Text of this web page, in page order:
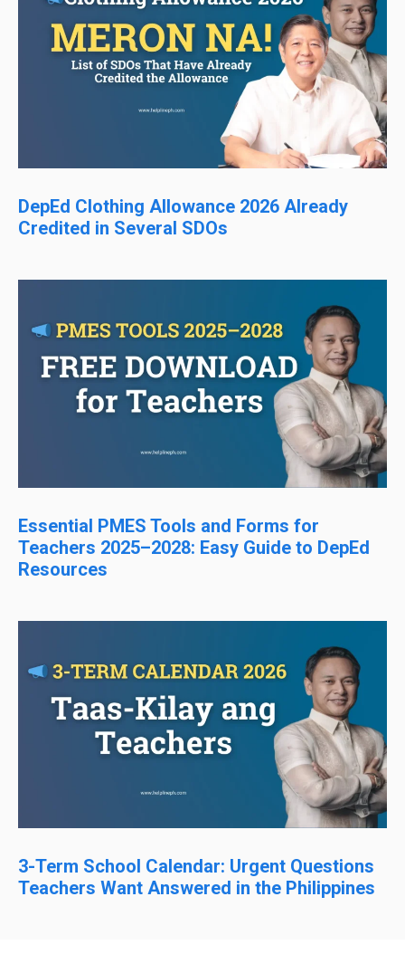
DepEd Clothing Allowance 2026 Already
Credited in Several SDOs
Essential PMES Tools and Forms for
Teachers 2025–2028: Easy Guide to DepEd
Resources
3-Term School Calendar: Urgent Questions
Teachers Want Answered in the Philippines